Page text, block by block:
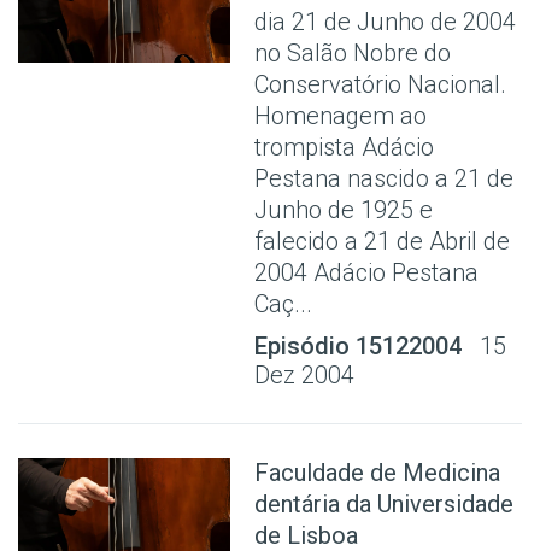
dia 21 de Junho de 2004
no Salão Nobre do
Conservatório Nacional.
Homenagem ao
trompista Adácio
Pestana nascido a 21 de
Junho de 1925 e
falecido a 21 de Abril de
2004 Adácio Pestana
Caç...
Episódio 15122004
15
Dez 2004
Faculdade de Medicina
dentária da Universidade
de Lisboa